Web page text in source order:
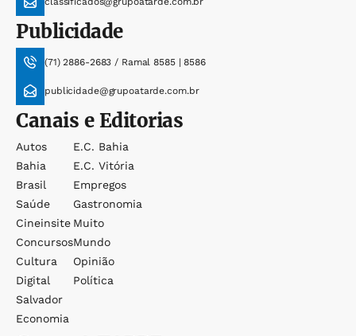
Publicidade
(71) 2886-2683 / Ramal 8585 | 8586
publicidade@grupoatarde.com.br
Canais e Editorias
Autos
Bahia
Brasil
Saúde
Cineinsite
Concursos
Cultura
Digital
Salvador
Economia
E.c. Bahia
E.c. Vitória
Empregos
Gastronomia
Muito
Mundo
Opinião
Política